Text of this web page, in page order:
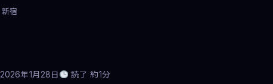
新宿
2026年1月28日 読了 約1分